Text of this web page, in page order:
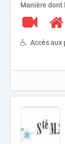
Manière dont
Accès aux